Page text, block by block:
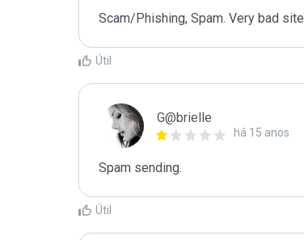
Scam/Phishing, Spam. Very bad site
Útil
G@brielle
há 15 anos
Spam sending.
Útil